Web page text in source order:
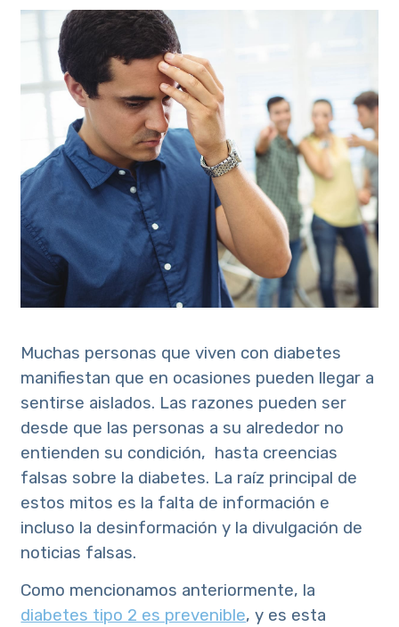
Muchas personas que viven con diabetes
manifiestan que en ocasiones pueden llegar a
sentirse aislados. Las razones pueden ser
desde que las personas a su alrededor no
entienden su condición, hasta creencias
falsas sobre la diabetes. La raíz principal de
estos mitos es la falta de información e
incluso la desinformación y la divulgación de
noticias falsas.
Como mencionamos anteriormente, la
diabetes tipo 2 es prevenible, y es esta